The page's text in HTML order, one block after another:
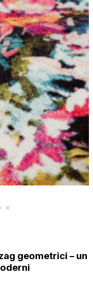
geometrici – un